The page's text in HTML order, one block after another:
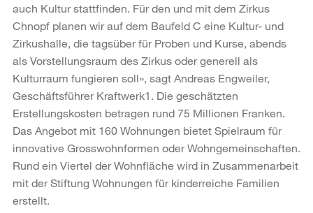
auch Kultur stattfinden. Für den und mit dem Zirkus
Chnopf planen wir auf dem Baufeld C eine Kultur- und
Zirkushalle, die tagsüber für Proben und Kurse, abends
als Vorstellungsraum des Zirkus oder generell als
Kulturraum fungieren soll», sagt Andreas Engweiler,
Geschäftsführer Kraftwerk1. Die geschätzten
Erstellungskosten betragen rund 75 Millionen Franken.
Das Angebot mit 160 Wohnungen bietet Spielraum für
innovative Grosswohnformen oder Wohngemeinschaften.
Rund ein Viertel der Wohnfläche wird in Zusammenarbeit
mit der Stiftung Wohnungen für kinderreiche Familien
erstellt.